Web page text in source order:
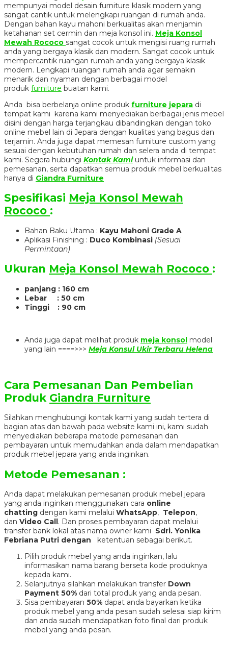
mempunyai model desain furniture klasik modern yang
sangat cantik untuk melengkapi ruangan di rumah anda.
Dengan bahan kayu mahoni berkualitas akan menjamin
ketahanan set cermin dan meja konsol ini. Meja Konsol
Mewah Rococo sangat cocok untuk mengisi ruang rumah
anda yang bergaya klasik dan modern. Sangat cocok untuk
mempercantik ruangan rumah anda yang bergaya klasik
modern. Lengkapi ruangan rumah anda agar semakin
menarik dan nyaman dengan berbagai model
produk furniture buatan kami.
Anda bisa berbelanja online produk furniture jepara di
tempat kami karena kami menyediakan berbagai jenis mebel
disini dengan harga terjangkau dibandingkan dengan toko
online mebel lain di Jepara dengan kualitas yang bagus dan
terjamin. Anda juga dapat memesan furniture custom yang
sesuai dengan kebutuhan rumah dan selera anda di tempat
kami. Segera hubungi Kontak Kamiuntuk informasi dan
pemesanan, serta dapatkan semua produk mebel berkualitas
hanya di Giandra Furniture
Spesifikasi Meja Konsol Mewah
Rococo :
Bahan Baku Utama : Kayu Mahoni Grade A
Aplikasi Finishing : Duco Kombinasi (Sesuai
Permintaan)
Ukuran Meja Konsol Mewah Rococo :
panjang : 160 cm
Lebar : 50 cm
Tinggi : 90 cm
Anda juga dapat melihat produk meja konsol model
yang lain ====>>> Meja Konsul Ukir Terbaru Helena
Cara Pemesanan Dan Pembelian
Produk Giandra Furniture
Silahkan menghubungi kontak kami yang sudah tertera di
bagian atas dan bawah pada website kami ini, kami sudah
menyediakan beberapa metode pemesanan dan
pembayaran untuk memudahkan anda dalam mendapatkan
produk mebel jepara yang anda inginkan.
Metode Pemesanan :
Anda dapat melakukan pemesanan produk mebel jepara
yang anda inginkan menggunakan cara online
chatting dengan kami melalui WhatsApp, Telepon,
dan Video Call . Dan proses pembayaran dapat melalui
transfer bank lokal atas nama owner kami Sdri. Yonika
Febriana Putri dengan
ketentuan sebagai berikut.
Pilih produk mebel yang anda inginkan, lalu
informasikan nama barang berseta kode produknya
kepada kami.
Selanjutnya silahkan melakukan transfer Down
Payment 50% dari total produk yang anda pesan.
Sisa pembayaran 50% dapat anda bayarkan ketika
produk mebel yang anda pesan sudah selesai siap kirim
dan anda sudah mendapatkan foto final dari produk
mebel yang anda pesan.